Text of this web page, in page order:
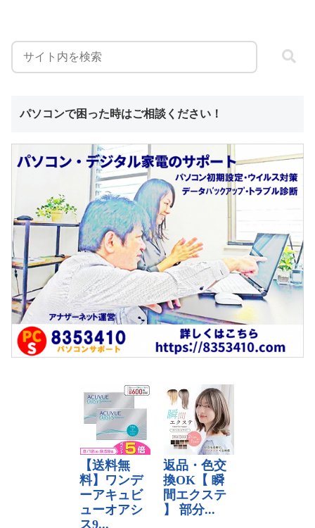
パソコンで困った時はご相談ください！